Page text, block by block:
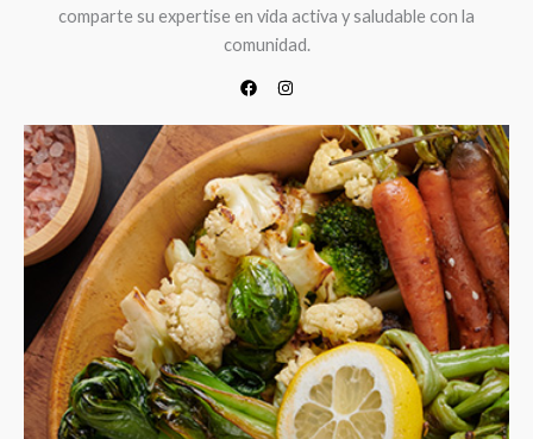
comparte su expertise en vida activa y saludable con la
comunidad.